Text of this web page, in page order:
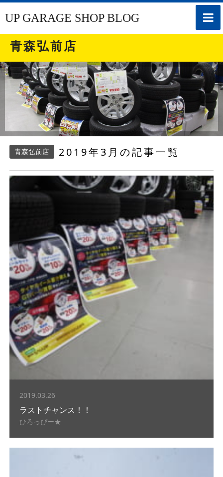
toggle
UP GARAGE SHOP BLOG
青森弘前店
青森弘前店 2019年3月の記事一覧
2019.03.26
ラストチャンス！！
ひろっぴー★